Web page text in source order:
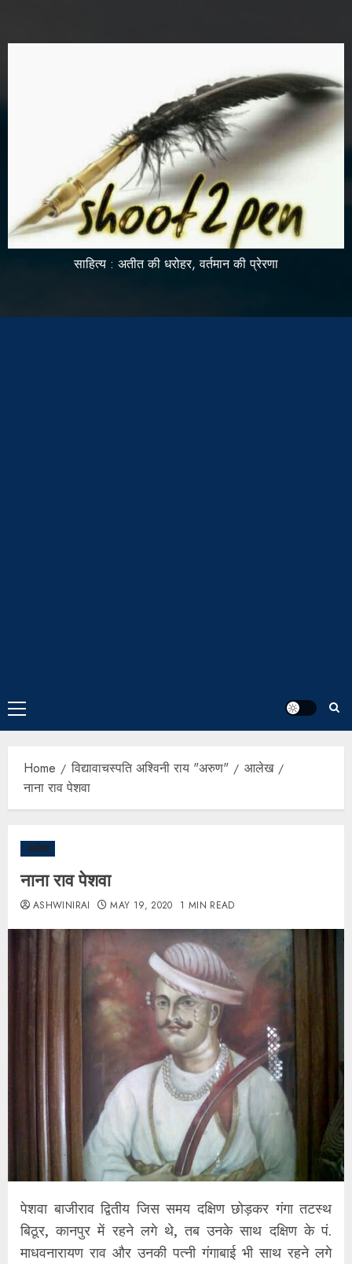
साहित्य : अतीत की धरोहर, वर्तमान की प्रेरणा
Home विद्यावाचस्पति अश्विनी राय "अरुण"
आलेख
नाना राव पेशवा
आलेख
नाना राव पेशवा
ASHWINIRAI MAY 19, 2020 1 MIN READ
पेशवा बाजीराव द्वितीय जिस समय दक्षिण छोड़कर गंगा तटस्थ
बिठूर, कानपुर में रहने लगे थे, तब उनके साथ दक्षिण के पं.
माधवनारायण राव और उनकी पत्नी गंगाबाई भी साथ रहने लगे